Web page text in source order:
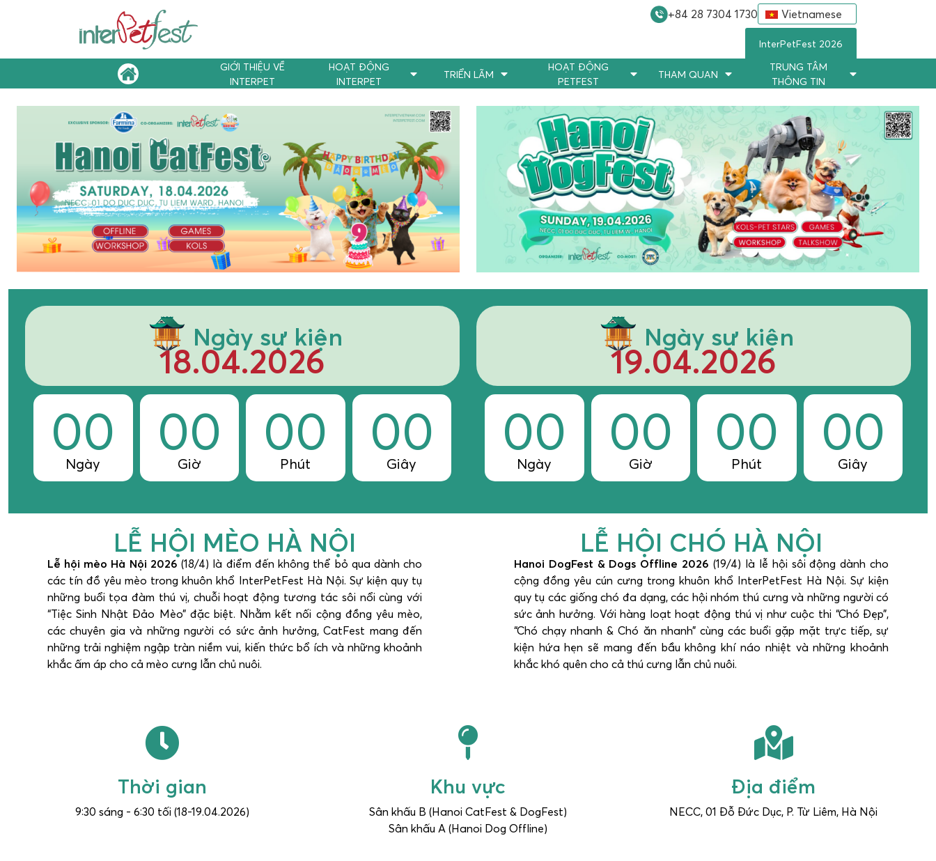
+84 28 7304 1730 Vietnamese
InterPetFest 2026
GIỚI THIỆU VỀ
INTERPET
HOẠT ĐỘNG
INTERPET
TRIỂN LÃM
HOẠT ĐỘNG
PETFEST
THAM QUAN
TRUNG TÂM
THÔNG TIN
Ngày sự kiện
18.04.2026
00
Ngày
00
Giờ
00
Phút
00
Giây
Ngày sự kiện
19.04.2026
00
Ngày
00
Giờ
00
Phút
00
Giây
LỄ HỘI MÈO HÀ NỘI
Lễ hội mèo Hà Nội 2026 (18/4) là điểm đến không thể bỏ qua dành cho
các tín đồ yêu mèo trong khuôn khổ InterPetFest Hà Nội. Sự kiện quy tụ
những buổi tọa đàm thú vị, chuỗi hoạt động tương tác sôi nổi cùng với
“Tiệc Sinh Nhật Đảo Mèo” đặc biệt. Nhằm kết nối cộng đồng yêu mèo,
các chuyên gia và những người có sức ảnh hưởng, CatFest mang đến
những trải nghiệm ngập tràn niềm vui, kiến thức bổ ích và những khoảnh
khắc ấm áp cho cả mèo cưng lẫn chủ nuôi.
LỄ HỘI CHÓ HÀ NỘI
Hanoi DogFest & Dogs Offline 2026 (19/4) là lễ hội sôi động dành cho
cộng đồng yêu cún cưng trong khuôn khổ InterPetFest Hà Nội. Sự kiện
quy tụ các giống chó đa dạng, các hội nhóm thú cưng và những người có
sức ảnh hưởng. Với hàng loạt hoạt động thú vị như cuộc thi “Chó Đẹp”,
“Chó chạy nhanh & Chó ăn nhanh” cùng các buổi gặp mặt trực tiếp, sự
kiện hứa hẹn sẽ mang đến bầu không khí náo nhiệt và những khoảnh
khắc khó quên cho cả thú cưng lẫn chủ nuôi.
Thời gian
9:30 sáng - 6:30 tối (18-19.04.2026)
Khu vực
Sân khấu B (Hanoi CatFest & DogFest)
Sân khấu A (Hanoi Dog Offline)
Địa điểm
NECC, 01 Đỗ Đức Dục, P. Từ Liêm, Hà Nội